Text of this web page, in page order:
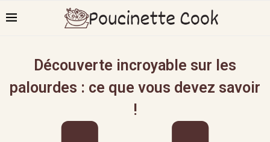
Découverte incroyable sur les
palourdes : ce que vous devez savoir
!